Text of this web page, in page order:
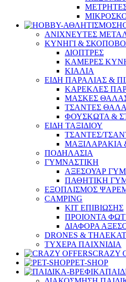
ΑΝΙΧΝΕΥΤΕΣ
ΚΥΝΗΓΙ &
ΔΙΟΠΤΡΕΣ
ΚΑΜΕΡΕΣ
ΚΙΑΛΙΑ
ΕΙΔΗ ΠΑΡΑΛΙΑΣ &
ΚΑΡΕΚΛΕΣ
ΜΑΣΚΕΣ
ΤΣΑΝΤΕΣ
ΦΟΥΣΚΩΤΑ &
ΕΙΔΗ ΤΑΞΙΔΙΟΥ
ΤΣΑΝΤΕΣ/
ΠΟΔΗΛΑΣΙΑ
ΓΥΜΝΑΣΤΙΚΗ
ΑΞΕΣΟΥΑΡ
ΠΑΘΗΤΙΚΗ
ΕΞΟΠΛΙΣΜΟΣ
CAMPING
ΚΙΤ ΕΠΙΒΙΩΣΗΣ
ΠΡΟΙΟΝΤΑ
ΔΙΑΦΟΡΑ
DRONES &
ΤΥΧΕΡΑ ΠΑΙΧΝΙΔΙΑ
CRAZY
PET-SHOP